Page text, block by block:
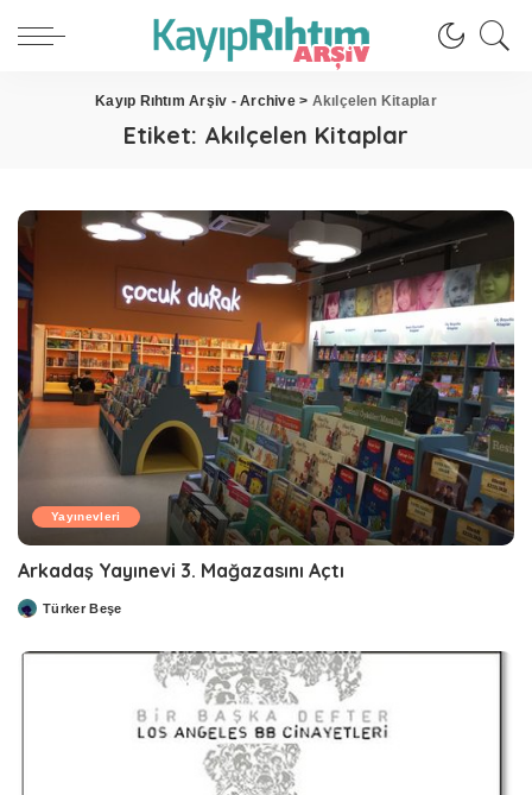
Kayıp Rıhtım Arşiv - Archive> Akılçelen Kitaplar
Etiket: Akılçelen Kitaplar
Yayınevleri
Arkadaş Yayınevi 3. Mağazasını Açtı
PostedTürker Beşe